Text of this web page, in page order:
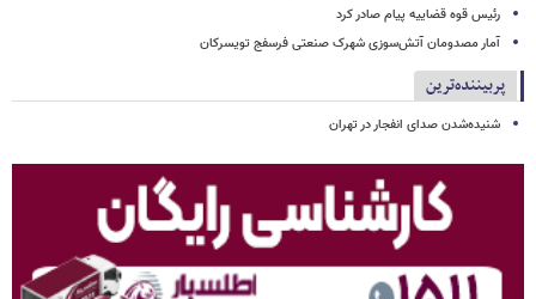
رئیس قوه قضاییه پیام صادر کرد
آمار مصدومان آتش‌سوزی شهرک صنعتی فرسفج تویسرکان
پربیننده‌ترین
شنیده‌شدن صدای انفجار در تهران